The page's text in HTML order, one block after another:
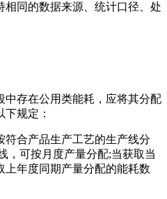
相同的数据来源、统计口径、处
中存在公用类能耗，应将其分配
规定：
符合产品生产工艺的生产线分
，可按月度产量分配;当获取当
年度同期产量分配的能耗数